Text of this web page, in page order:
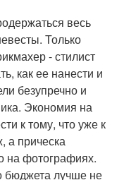
весь
Только
- стилист
как ее нанести и
безупречно и
Экономия на
к тому, что уже к
а прическа
на фотографиях.
бюджета лучше не